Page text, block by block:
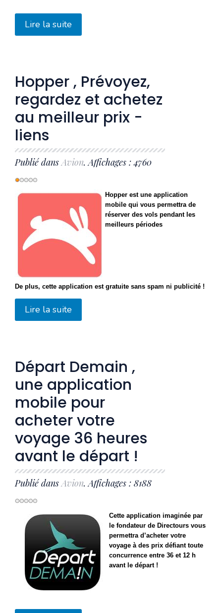
Lire la suite
Hopper , Prévoyez,
regardez et achetez
au meilleur prix -
liens
Publié dansAvion. Affichages : 4760
Vote
utilisateur:1/5
Hopper est une application
mobile qui vous permettra de
réserver des vols pendant les
meilleurs périodes
De plus, cette application est gratuite sans spam ni publicité !
Lire la suite
Départ Demain ,
une application
mobile pour
acheter votre
voyage 36 heures
avant le départ !
Publié dansAvion. Affichages : 8188
Cette application imaginée par
le fondateur de Directours vous
permettra d’acheter votre
voyage à des prix défiant toute
concurrence entre 36 et 12 h
avant le départ !